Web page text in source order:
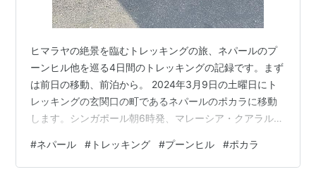
ヒマラヤの絶景を臨むトレッキングの旅、ネパールのプ
ーンヒル他を巡る4日間のトレッキングの記録です。まず
は前日の移動、前泊から。 2024年3月9日の土曜日にト
レッキングの玄関口の町であるネパールのポカラに移動
します。シンガポール朝6時発、マレーシア・クアラルン
へ。遅延もなく現地時間で12時過ぎに到着。飛行機の右
窓側に座ることをお勧め。カトマンズ到着前にヒマラヤ
#ネパール # トレッキング #プーンヒル #ポカラ